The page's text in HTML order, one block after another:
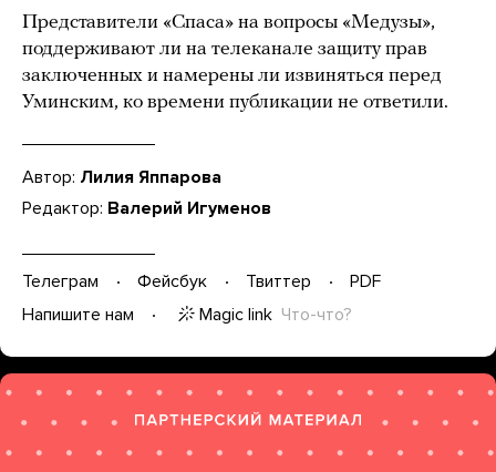
Представители «Спаса» на вопросы «Медузы»,
поддерживают ли на телеканале защиту прав
заключенных и намерены ли извиняться перед
Уминским, ко времени публикации не ответили.
Автор: Лилия Яппарова
Редактор: Валерий Игуменов
Телеграм Фейсбук Твиттер
PDF
Напишите нам
Magic link Что-что?